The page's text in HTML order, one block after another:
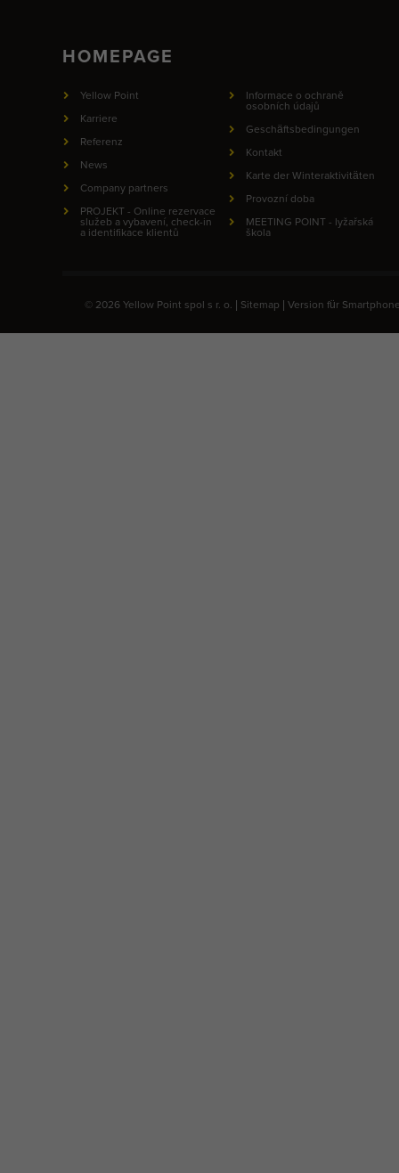
HOMEPAGE
Yellow Point
Karriere
Referenz
News
Company partners
PROJEKT - Online rezervace
služeb a vybavení, check-in
a identifikace klientů
Informace o ochraně
osobních údajů
Geschäftsbedingungen
Kontakt
Karte der Winteraktivitäten
Provozní doba
MEETING POINT - lyžařská
škola
© 2026 Yellow Point spol s r. o. | Sitemap Version für